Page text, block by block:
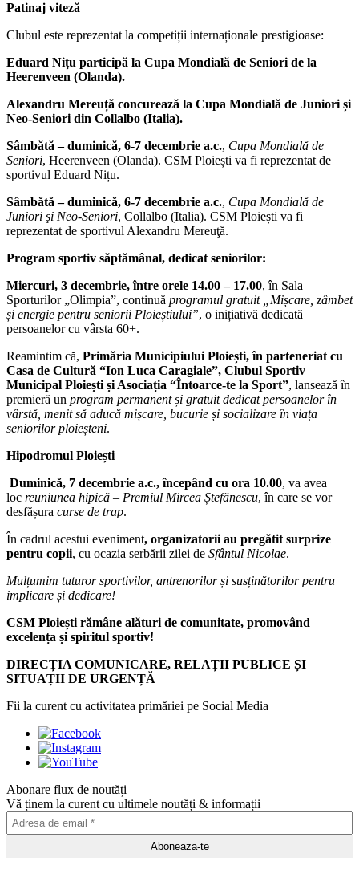
Patinaj viteză
Clubul este reprezentat la competiții internaționale prestigioase:
Eduard Nițu participă la Cupa Mondială de Seniori de la
Heerenveen (Olanda).
Alexandru Mereuță concurează la Cupa Mondială de Juniori și
Neo-Seniori din Collalbo (Italia).
Sâmbătă – duminică, 6-7 decembrie a.c., Cupa Mondială de
Seniori, Heerenveen (Olanda). CSM Ploiești va fi reprezentat de
sportivul Eduard Nițu.
Sâmbătă – duminică, 6-7 decembrie a.c., Cupa Mondială de
Juniori şi Neo-Seniori, Collalbo (Italia). CSM Ploiești va fi
reprezentat de sportivul Alexandru Mereuţă.
Program sportiv săptămânal, dedicat seniorilor:
Miercuri, 3 decembrie, între orele 14.00 – 17.00, în Sala
Sporturilor „Olimpia”, continuă programul gratuit „Mișcare, zâmbet
și energie pentru seniorii Ploieștiului”, o inițiativă dedicată
persoanelor cu vârsta 60+.
Reamintim că, Primăria Municipiului Ploiești, în parteneriat cu
Casa de Cultură “Ion Luca Caragiale”, Clubul Sportiv
Municipal Ploiești și Asociația “Întoarce-te la Sport”, lansează în
premieră un program permanent și gratuit dedicat persoanelor în
vârstă, menit să aducă mișcare, bucurie și socializare în viața
seniorilor ploieșteni.
Hipodromul Ploiești
Duminică, 7 decembrie a.c., începând cu ora 10.00, va avea
loc reuniunea hipică – Premiul Mircea Ștefănescu, în care se vor
desfășura curse de trap.
În cadrul acestui eveniment, organizatorii au pregătit surprize
pentru copii, cu ocazia serbării zilei de Sfântul Nicolae.
Mulțumim tuturor sportivilor, antrenorilor și susținătorilor pentru
implicare și dedicare!
CSM Ploiești rămâne alături de comunitate, promovând
excelența și spiritul sportiv!
DIRECȚIA COMUNICARE, RELAȚII PUBLICE ȘI
SITUAȚII DE URGENȚĂ
Fii la curent cu activitatea primăriei pe Social Media
Abonare flux de noutăți
Vă ținem la curent cu ultimele noutăți & informații